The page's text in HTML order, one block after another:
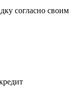
согласно своим